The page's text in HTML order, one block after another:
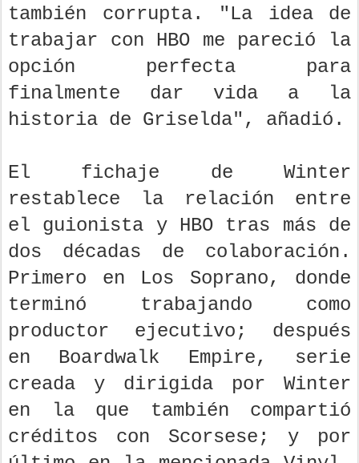
también corrupta. "La idea de
trabajar con HBO me pareció la
opción perfecta para
finalmente dar vida a la
historia de Griselda", añadió.
El fichaje de Winter
restablece la relación entre
el guionista y HBO tras más de
dos décadas de colaboración.
Primero en Los Soprano, donde
terminó trabajando como
productor ejecutivo; después
en Boardwalk Empire, serie
creada y dirigida por Winter
en la que también compartió
créditos con Scorsese; y por